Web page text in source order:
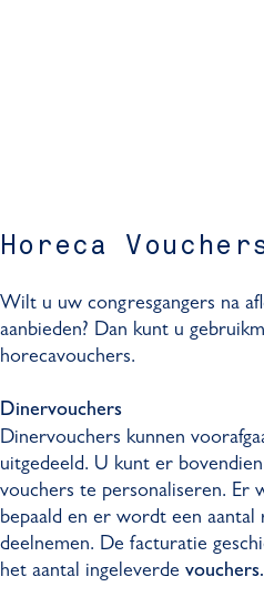
Horeca
Wilt u uw congresgangers na
aanbieden? Dan kunt u
horecavouchers.
Dinervouchers
Dinervouchers kunnen
uitgedeeld. U kunt er
vouchers te personaliseren. Er
bepaald en er wordt een aantal
deelnemen. De facturatie
het aantal ingeleverde vouchers.